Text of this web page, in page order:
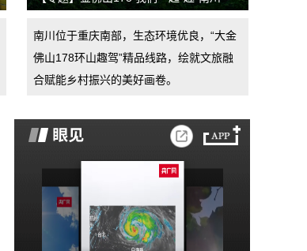
南川位于重庆南部，生态环境优良，“大金
佛山178环山趣驾”精品线路，绘就文旅融
合赋能乡村振兴的美好画卷。